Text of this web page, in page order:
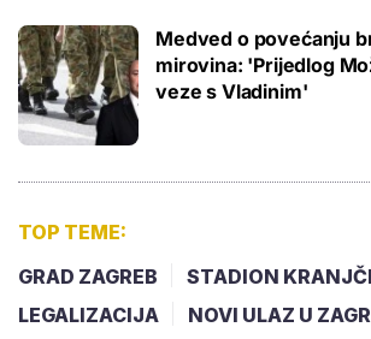
Medved o povećanju
mirovina: 'Prijedlog
veze s Vladinim'
TOP TEME:
GRAD ZAGREB
STADION
LEGALIZACIJA
NOVI ULAZ U